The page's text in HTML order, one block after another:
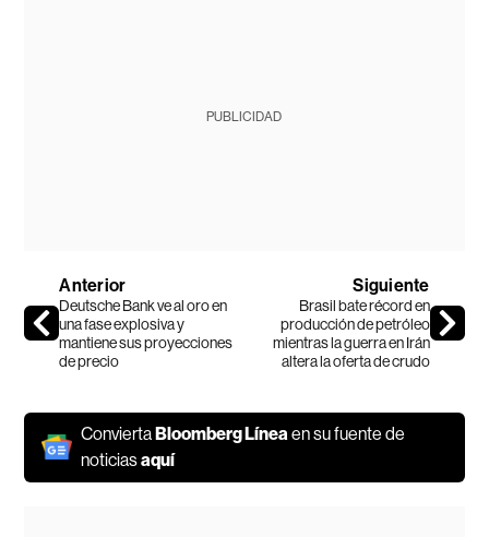
PUBLICIDAD
Anterior
Deutsche Bank ve al oro en
una fase explosiva y
mantiene sus proyecciones
de precio
Siguiente
Brasil bate récord en
producción de petróleo
mientras la guerra en Irán
altera la oferta de crudo
ConviertaBloomberg Línea en su fuente de
noticiasaquí